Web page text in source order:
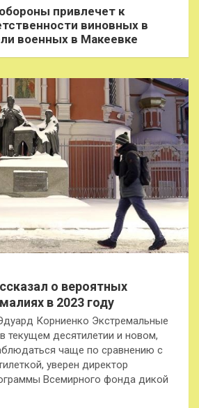
привлечет к
виновных в
военных в Макеевке
о вероятных
в 2023 году
Корниенко Экстремальные
текущем десятилетии и новом,
чаще по сравнению с
уверен директор
Всемирного фонда дикой